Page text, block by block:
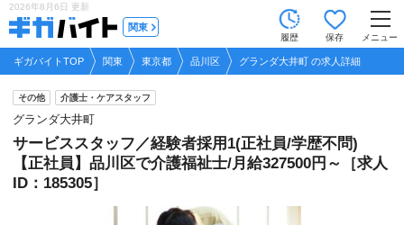
2026年8月6日 更新
関東
履歴 保存 メニュー
ギガバイトTOP 関東 東京都 品川区 グランダ大井町 の求人詳細
その他 介護士・ケアスタッフ
グランダ大井町
サービススタッフ／経験者採用1(正社員/学歴不問)
【正社員】品川区で介護福祉士/月給327500円～［求人
ID：185305］